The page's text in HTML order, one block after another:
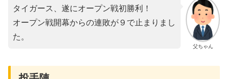
父ちゃん
タイガース、遂にオープン戦初勝利！
オープン戦開幕からの連敗が９で止まりまし
た。